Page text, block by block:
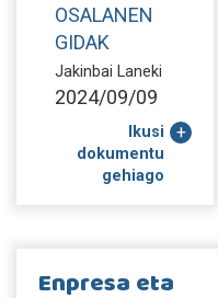
OSALANEN
GIDAK
Jakinbai Laneki
2024/09/09
Ikusi
dokumentu
gehiago
Enpresa eta